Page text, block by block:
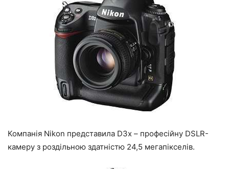
Компанія Nikon представила D3x – професійну DSLR-
камеру з роздільною здатністю 24,5 мегапікселів.